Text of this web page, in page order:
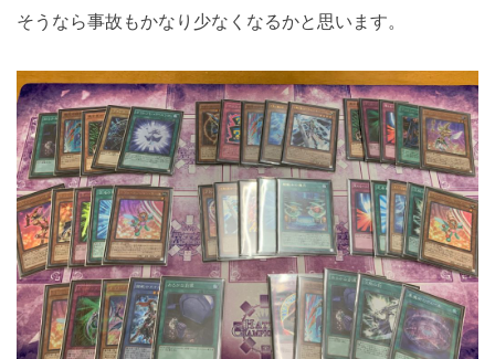
そうなら事故もかなり少なくなるかと思います。